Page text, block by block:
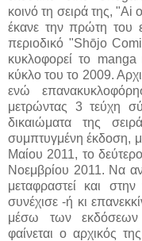
κοινό τη σειρά της,
έκανε την πρώτη του
περιοδικό "Shōjo
κυκλοφορεί το
κύκλο του το 2009.
ενώ
μετρώντας 3 τεύχη
δικαιώματα της
συμπτυγμένη έκδοση,
Μαίου 2011, το
Νοεμβρίου 2011. Να
μεταφραστεί και
συνέχισε -ή κι
μέσω των
φαίνεται ο αρχικός